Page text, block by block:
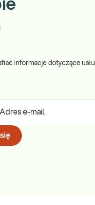
informacje dotyczące
Adres e-mail